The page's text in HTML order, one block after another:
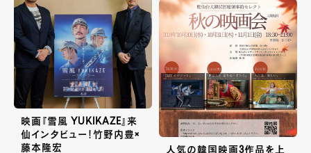
映画『雪風 YUKIKAZE』来
仙インタビュー！竹野内豊×
藤本隆宏
人気の韓国映画3作品を上